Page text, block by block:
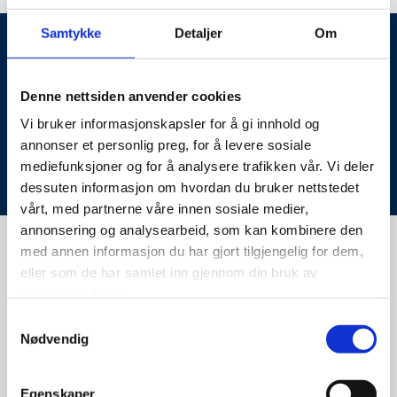
Samtykke Detaljer Om
Denne nettsiden anvender cookies
Vi bruker informasjonskapsler for å gi innhold og
annonser et personlig preg, for å levere sosiale
mediefunksjoner og for å analysere trafikken vår. Vi deler
dessuten informasjon om hvordan du bruker nettstedet
vårt, med partnerne våre innen sosiale medier,
annonsering og analysearbeid, som kan kombinere den
med annen informasjon du har gjort tilgjengelig for dem,
eller som de har samlet inn gjennom din bruk av
Nødvendig
Egenskaper
Innrømmer at de tar sjanser på
nett de vet kan være risikable
26%
Nordmenn og digital sikkerhetskultur (2025)
har lagret på en digital enhet.